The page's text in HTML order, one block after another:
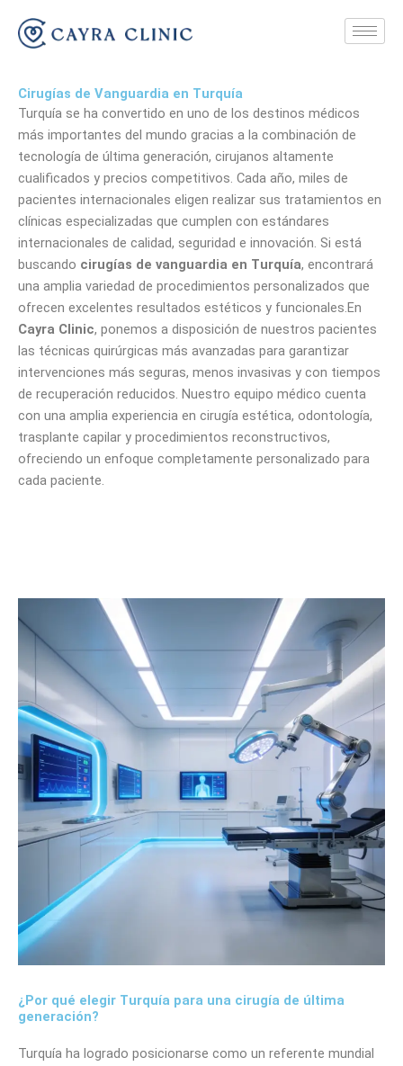
content
Cirugías de Vanguardia en Turquía
Turquía se ha convertido en uno de los destinos médicos
más importantes del mundo gracias a la combinación de
tecnología de última generación, cirujanos altamente
cualificados y precios competitivos. Cada año, miles de
pacientes internacionales eligen realizar sus tratamientos en
clínicas especializadas que cumplen con estándares
internacionales de calidad, seguridad e innovación. Si está
buscando cirugías de vanguardia en Turquía, encontrará
una amplia variedad de procedimientos personalizados que
ofrecen excelentes resultados estéticos y funcionales.En
Cayra Clinic, ponemos a disposición de nuestros pacientes
las técnicas quirúrgicas más avanzadas para garantizar
intervenciones más seguras, menos invasivas y con tiempos
de recuperación reducidos. Nuestro equipo médico cuenta
con una amplia experiencia en cirugía estética, odontología,
trasplante capilar y procedimientos reconstructivos,
ofreciendo un enfoque completamente personalizado para
cada paciente.
¿Por qué elegir Turquía para una cirugía de última
generación?
Turquía ha logrado posicionarse como un referente mundial